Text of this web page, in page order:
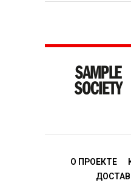
О ПРОЕКТЕ